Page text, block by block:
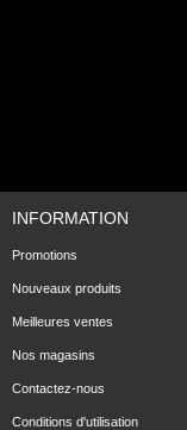
INFORMATION
Promotions
Nouveaux produits
Meilleures ventes
Nos magasins
Contactez-nous
Conditions d'utilisation